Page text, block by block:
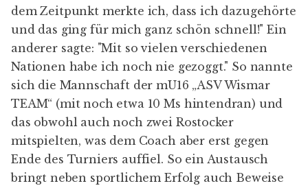
dem Zeitpunkt merkte ich, dass ich dazugehörte
und das ging für mich ganz schön schnell!" Ein
anderer sagte: "Mit so vielen verschiedenen
Nationen habe ich noch nie gezoggt." So nannte
sich die Mannschaft der mU16 „ASV Wismar
TEAM“ (mit noch etwa 10 Ms hintendran) und
das obwohl auch noch zwei Rostocker
mitspielten, was dem Coach aber erst gegen
Ende des Turniers auffiel. So ein Austausch
bringt neben sportlichem Erfolg auch Beweise